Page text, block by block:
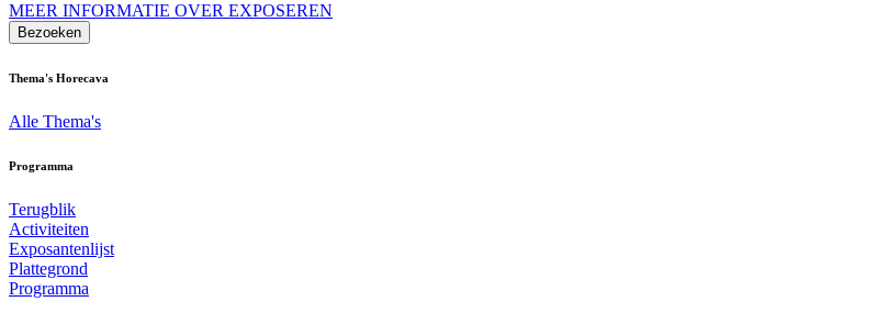
MEER INFORMATIE OVER EXPOSEREN
Bezoeken
Thema's Horecava
Alle Thema's
Programma
Terugblik
Activiteiten
Exposantenlijst
Plattegrond
Programma